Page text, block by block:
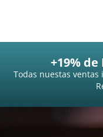
+19%
Todas nuestas